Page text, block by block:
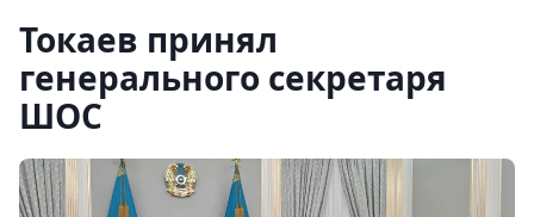
Токаев принял
генерального секретаря
ШОС